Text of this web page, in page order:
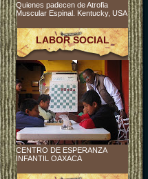
Quienes padecen de Atrofia
Muscular Espinal. Kentucky, USA
LABOR SOCIAL
CENTRO DE ESPERANZA
INFANTIL OAXACA